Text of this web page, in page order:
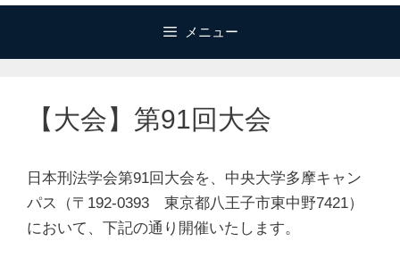
メニュー
【大会】第91回大会
日本刑法学会第91回大会を、中央大学多摩キャン
パス（〒192-0393 東京都八王子市東中野7421）
において、下記の通り開催いたします。